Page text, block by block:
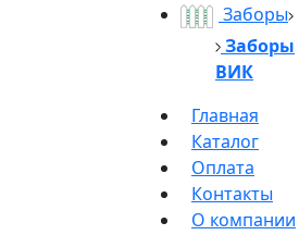
Заборы
Заборы
ВИК
Главная
Каталог
Оплата
Контакты
О компании